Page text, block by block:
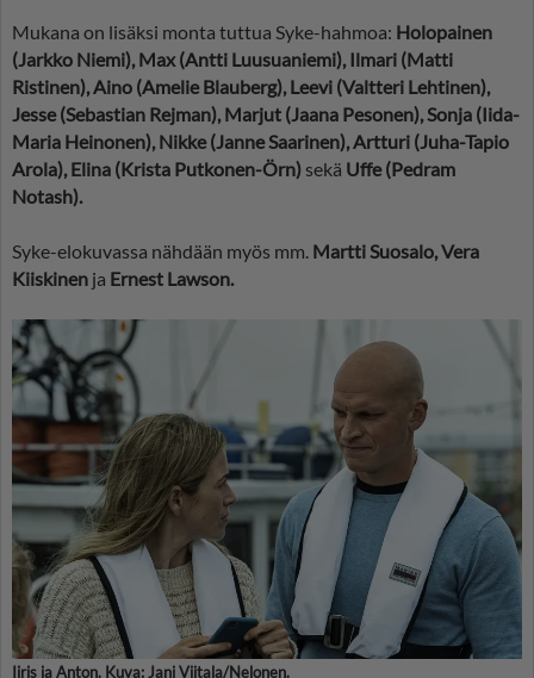
Mukana on lisäksi monta tuttua Syke-hahmoa: Holopainen
(Jarkko Niemi), Max (Antti Luusuaniemi), Ilmari (Matti
Ristinen), Aino (Amelie Blauberg), Leevi (Valtteri Lehtinen),
Jesse (Sebastian Rejman), Marjut (Jaana Pesonen), Sonja (Iida-
Maria Heinonen), Nikke (Janne Saarinen), Artturi (Juha-Tapio
Arola), Elina (Krista Putkonen-Örn) sekä Uffe (Pedram
Notash).
Syke-elokuvassa nähdään myös mm. Martti Suosalo, Vera
Kiiskinen ja Ernest Lawson.
Iiris ja Anton. Kuva: Jani Viitala/Nelonen.